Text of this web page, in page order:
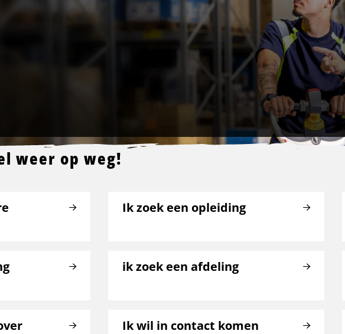
weer op weg!
Ik zoek een opleiding
ik zoek een afdeling
Ik wil in contact komen